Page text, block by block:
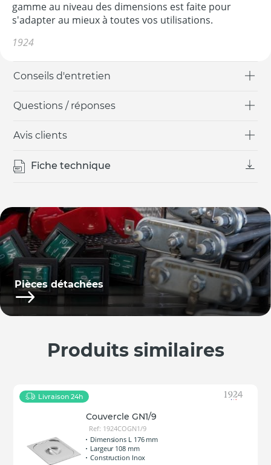
Conseils d'entretien
Questions / réponses
Avis clients
Fiche technique
Pièces détachées
gamme au niveau des dimensions est faite pour
s'adapter au mieux à toutes vos utilisations.
1924
Produits similaires
Livraison 24h
Couvercle GN1/9
Ref: 1924COGN1/9
Dimensions L 176 mm
Largeur 108 mm
Construction Inox